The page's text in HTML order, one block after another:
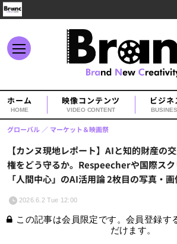
ホーム
HOME
映像コンテンツ
VIDEO CONTENT
ビジネ
【カンヌ現地レポート】AIと知的財産の
権をどう守るか。Respeecherや国際スク
「人間中心」のAI活用論 2枚目の写真・
グローバル マーケット＆映画祭
2026.6.2 Tue 12:00
この記事は会員限定です。会員登録す
だけます。